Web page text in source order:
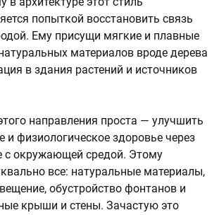
попыткой восстановить связь
Ему присущи мягкие и плавные
материалов вроде дерева
в здания растений и источников
направления проста — улучшить
и физиологическое здоровье через
с окружающей средой. Этому
все: натуральные материалы,
обустройство фонтанов и
крыши и стены. Зачастую это